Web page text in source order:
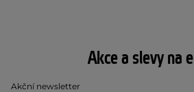
Akce a slevy na
Akční newsletter